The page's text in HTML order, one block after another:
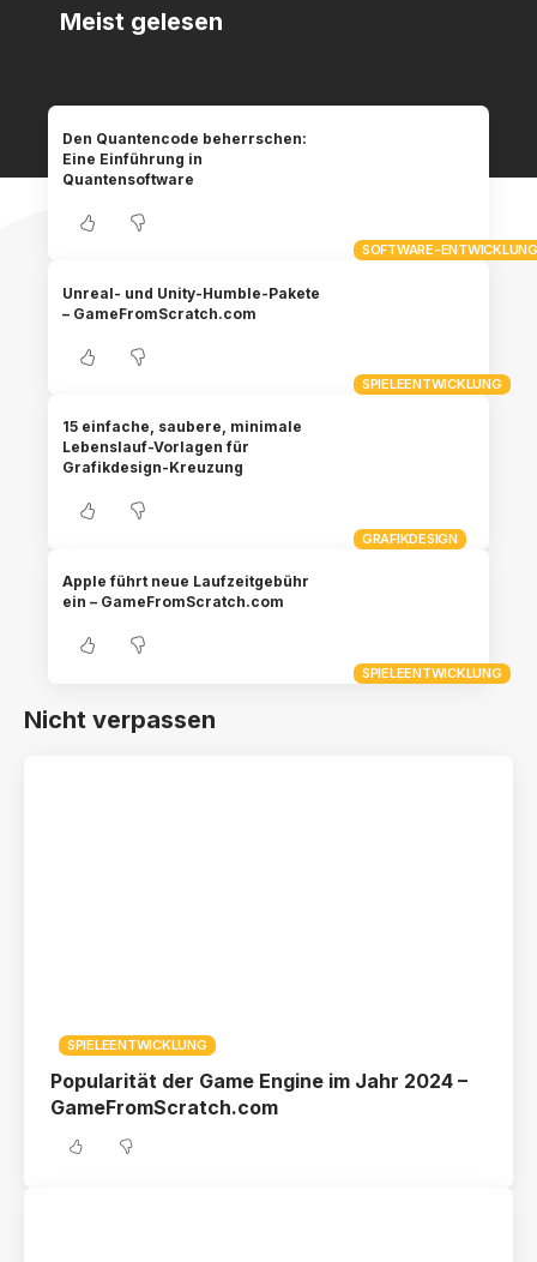
Meist gelesen
SOFTWARE-ENTWICKLUNG
Den Quantencode beherrschen:
Eine Einführung in
Quantensoftware
SPIELEENTWICKLUNG
Unreal- und Unity-Humble-Pakete
– GameFromScratch.com
GRAFIKDESIGN
15 einfache, saubere, minimale
Lebenslauf-Vorlagen für
Grafikdesign-Kreuzung
SPIELEENTWICKLUNG
Apple führt neue Laufzeitgebühr
ein – GameFromScratch.com
Nicht verpassen
SPIELEENTWICKLUNG
Popularität der Game Engine im Jahr 2024 –
GameFromScratch.com